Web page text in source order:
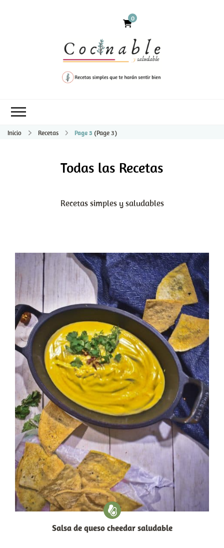
0
Inicio Recetas Page 3 (Page 3)
Todas las Recetas
Recetas simples y saludables
Salsa de queso cheedar saludable